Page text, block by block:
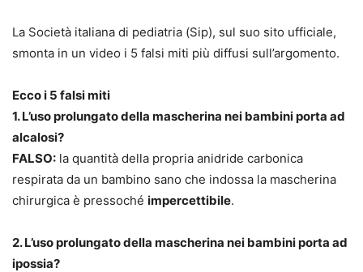
La Società italiana di pediatria (Sip), sul suo sito ufficiale,
smonta in un video i 5 falsi miti più diffusi sull’argomento.
Ecco i 5 falsi miti
1. L’uso prolungato della mascherina nei bambini porta ad
alcalosi?
FALSO: la quantità della propria anidride carbonica
respirata da un bambino sano che indossa la mascherina
chirurgica è pressoché impercettibile.
2. L’uso prolungato della mascherina nei bambini porta ad
ipossia?